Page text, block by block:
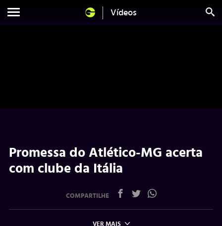
Vídeos
Promessa do Atlético-MG acerta
com clube da Itália
COMPARTILHE
VER MAIS